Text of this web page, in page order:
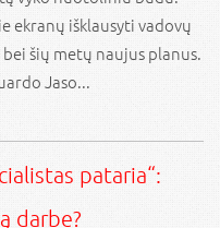
ekranų išklausyti vadovų
šių metų naujus planus.
Jaso...
pataria“:
darbe?